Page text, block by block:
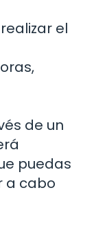
el
de un
puedas
a cabo